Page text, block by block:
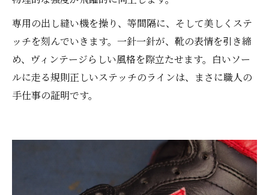
専用の出し縫い機を操り、等間隔に、そして美しくステ
ッチを刻んでいきます。一針一針が、靴の表情を引き締
め、ヴィンテージらしい風格を際立たせます。白いソー
ルに走る規則正しいステッチのラインは、まさに職人の
手仕事の証明です。